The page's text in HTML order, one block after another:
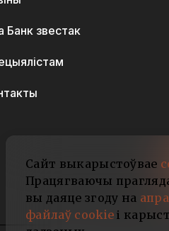
Банк звестак
Сайт выкарыстоўвае
Працягваючы
вы даяце згоду на
файлаў cookie і